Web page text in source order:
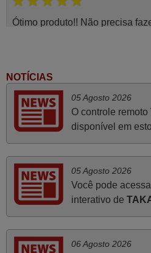
Ótimo produto!! Não precisa
Já recebi o comando bem
origem mas trabalha bem,
A funcionar de imediato. 100%.
NOTÍCIAS
05 Agosto 2026
O controle remoto
disponível em
05 Agosto 2026
Você pode
interativo de
06 Agosto 2026